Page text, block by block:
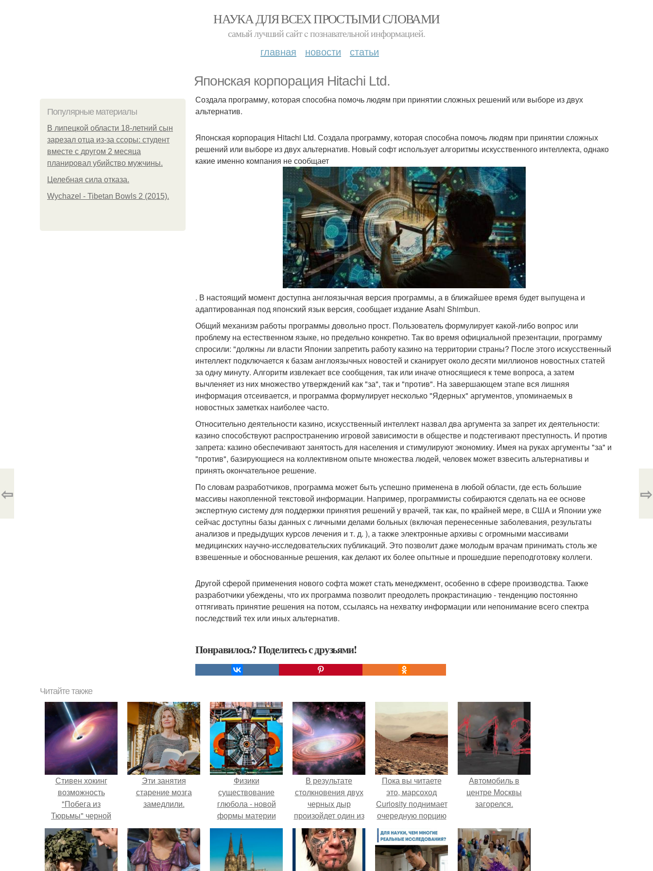
НАУКА ДЛЯ ВСЕХ ПРОСТЫМИ СЛОВАМИ
самый лучший сайт c познавательной информацией.
главная новости статьи
Японская корпорация Hitachi Ltd.
Популярные материалы
В липецкой области 18-летний сын
зарезал отца из-за ссоры: студент
вместе с другом 2 месяца
планировал убийство мужчины.
Целебная сила отказа.
Wychazel - Tibetan Bowls 2 (2015).
Создала программу, которая способна помочь людям при принятии сложных решений или выборе из двух
альтернатив.
Японская корпорация Hitachi Ltd. Создала программу, которая способна помочь людям при принятии сложных
решений или выборе из двух альтернатив. Новый софт использует алгоритмы искусственного интеллекта, однако
какие именно компания не сообщает
. В настоящий момент доступна англоязычная версия программы, а в ближайшее время будет выпущена и
адаптированная под японский язык версия, сообщает издание Asahi Shimbun.
Общий механизм работы программы довольно прост. Пользователь формулирует какой-либо вопрос или
проблему на естественном языке, но предельно конкретно. Так во время официальной презентации, программу
спросили: "должны ли власти Японии запретить работу казино на территории страны? После этого искусственный
интеллект подключается к базам англоязычных новостей и сканирует около десяти миллионов новостных статей
за одну минуту. Алгоритм извлекает все сообщения, так или иначе относящиеся к теме вопроса, а затем
вычленяет из них множество утверждений как "за", так и "против". На завершающем этапе вся лишняя
информация отсеивается, и программа формулирует несколько "Ядерных" аргументов, упоминаемых в
новостных заметках наиболее часто.
Относительно деятельности казино, искусственный интеллект назвал два аргумента за запрет их деятельности:
казино способствуют распространению игровой зависимости в обществе и подстегивают преступность. И против
запрета: казино обеспечивают занятость для населения и стимулируют экономику. Имея на руках аргументы "за" и
"против", базирующиеся на коллективном опыте множества людей, человек может взвесить альтернативы и
принять окончательное решение.
По словам разработчиков, программа может быть успешно применена в любой области, где есть большие
массивы накопленной текстовой информации. Например, программисты собираются сделать на ее основе
экспертную систему для поддержки принятия решений у врачей, так как, по крайней мере, в США и Японии уже
сейчас доступны базы данных с личными делами больных (включая перенесенные заболевания, результаты
анализов и предыдущих курсов лечения и т. д. ), а также электронные архивы с огромными массивами
медицинских научно-исследовательских публикаций. Это позволит даже молодым врачам принимать столь же
взвешенные и обоснованные решения, как делают их более опытные и прошедшие переподготовку коллеги.
Другой сферой применения нового софта может стать менеджмент, особенно в сфере производства. Также
разработчики убеждены, что их программа позволит преодолеть прокрастинацию - тенденцию постоянно
оттягивать принятие решения на потом, ссылаясь на нехватку информации или непонимание всего спектра
последствий тех или иных альтернатив.
Понравилось? Поделитесь с друзьями!
⇦ ⇨
Читайте также
Стивен хокинг
возможность
"Побега из
Тюрьмы" черной
дыры допускает.
Эти занятия
старение мозга
замедлили.
Физики
существование
глюбола - новой
формы материи
подтвердили.
В результате
столкновения двух
черных дыр
произойдет один из
мощнейших
взрывов во
вселенной.
Пока вы читаете
это, марсоход
Curiosity поднимает
очередную порцию
Автомобиль в
центре Москвы
загорелся.